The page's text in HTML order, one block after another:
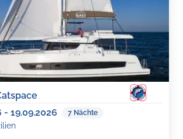
- 19.09.2026 7 Nächte